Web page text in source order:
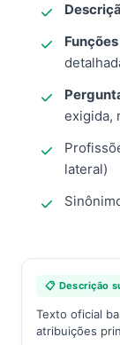
exigida,
lateral)
📋 Descrição
Texto oficial
atribuições